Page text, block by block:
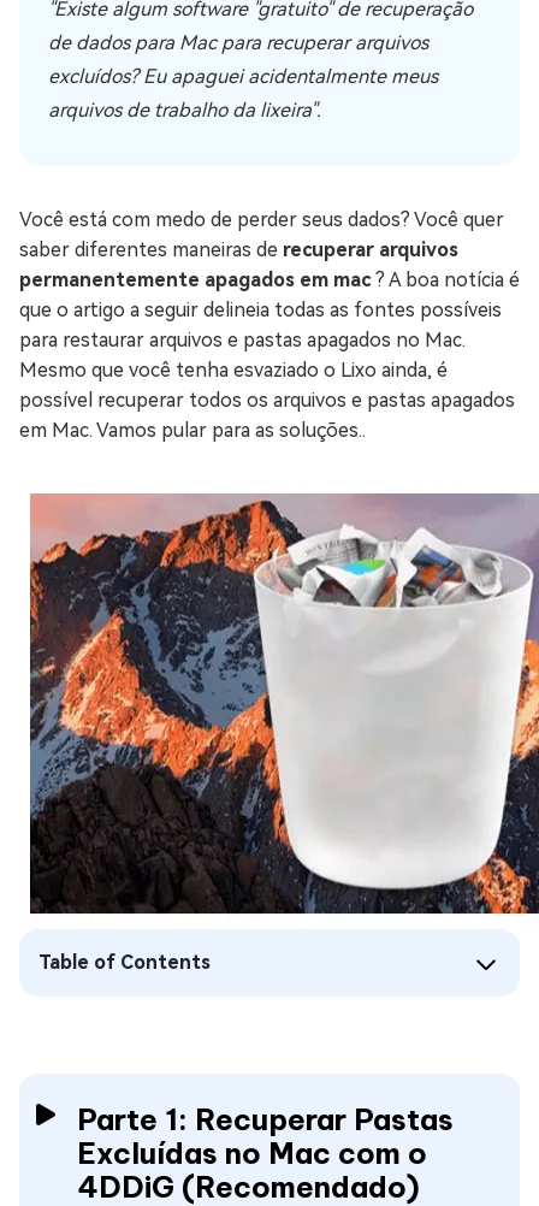
"Existe algum software "gratuito" de recuperação
de dados para Mac para recuperar arquivos
excluídos? Eu apaguei acidentalmente meus
arquivos de trabalho da lixeira".
Você está com medo de perder seus dados? Você quer
saber diferentes maneiras de recuperar arquivos
permanentemente apagados em mac? A boa notícia é
que o artigo a seguir delineia todas as fontes possíveis
para restaurar arquivos e pastas apagados no Mac.
Mesmo que você tenha esvaziado o Lixo ainda, é
possível recuperar todos os arquivos e pastas apagados
em Mac. Vamos pular para as soluções..
Table of Contents
Parte 1: Recuperar Pastas
Excluídas no Mac com o
4DDiG (Recomendado)